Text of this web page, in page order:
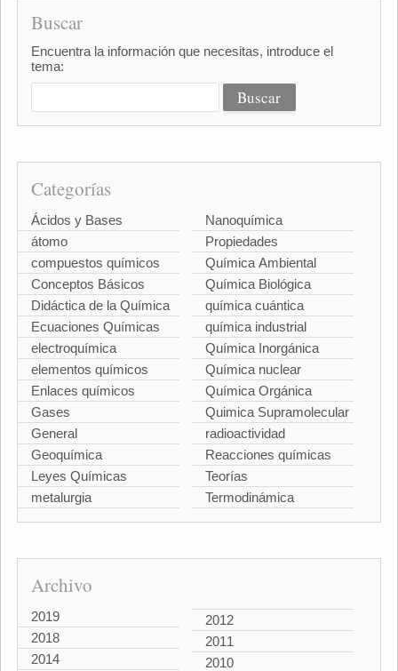
Buscar
Encuentra la información que necesitas, introduce el
tema:
Categorías
Ácidos y Bases
átomo
compuestos químicos
Conceptos Básicos
Didáctica de la Química
Ecuaciones Químicas
electroquímica
elementos químicos
Enlaces químicos
Gases
General
Geoquímica
Leyes Químicas
metalurgia
Nanoquímica
Propiedades
Química Ambiental
Química Biológica
química cuántica
química industrial
Química Inorgánica
Química nuclear
Química Orgánica
Quimica Supramolecular
radioactividad
Reacciones químicas
Teorías
Termodinámica
Archivo
2019
2018
2014
2012
2011
2010